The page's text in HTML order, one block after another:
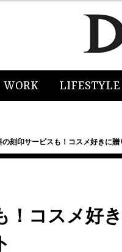
WORK LIFESTYLE
の刻印サービスも！コスメ好きに
！コスメ好